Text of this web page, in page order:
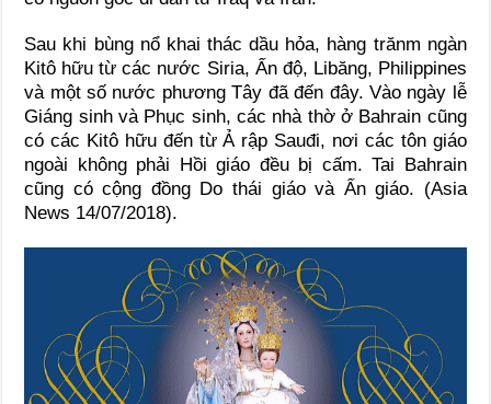
Sau khi bùng nổ khai thác dầu hỏa, hàng trănm ngàn
Kitô hữu từ các nước Siria, Ấn độ, Libăng, Philippines
và một số nước phương Tây đã đến đây. Vào ngày lễ
Giáng sinh và Phục sinh, các nhà thờ ở Bahrain cũng
có các Kitô hữu đến từ Ả rập Sauđi, nơi các tôn giáo
ngoài không phải Hồi giáo đều bị cấm. Tai Bahrain
cũng có cộng đồng Do thái giáo và Ấn giáo. (Asia
News 14/07/2018).